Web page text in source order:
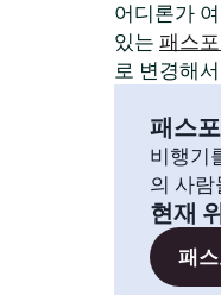
어디론가
있는 패스
로 변경해
패스
비행기
의 사람
현재
패